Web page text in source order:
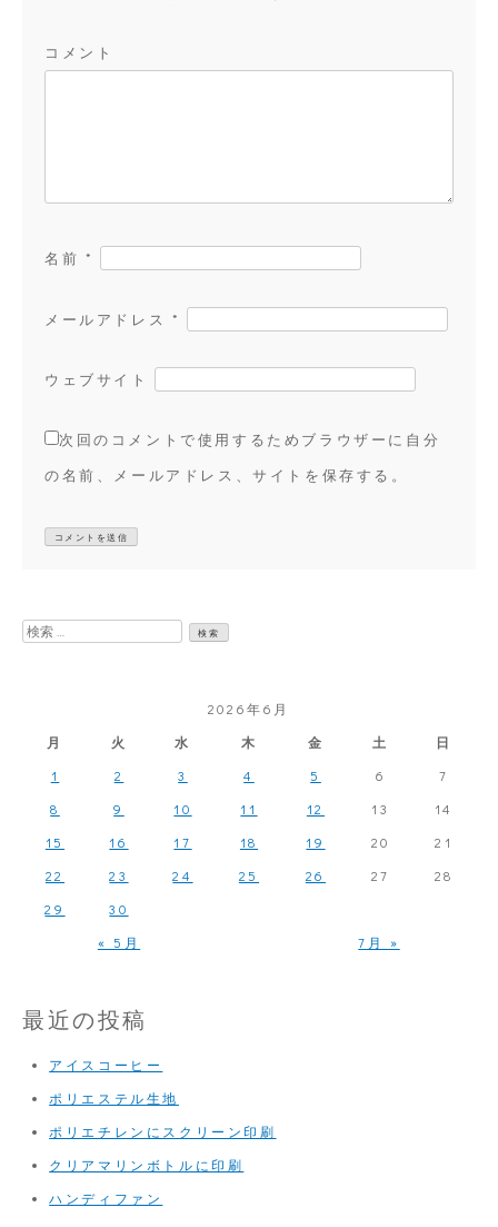
コメント
名前 *
メールアドレス *
ウェブサイト
次回のコメントで使用するためブラウザーに自分
の名前、メールアドレス、サイトを保存する。
検
2026年6月
月
火 水 木 金 土 日
« 5月 7月 »
1 2 3 4 5 6
7
8
9 10 11 12 13
14
15
16 17 18 19 20
21
22
23 24 25 26 27
28
29
30
最近の投稿
アイスコーヒー
ポリエステル生地
ポリエチレンにスクリーン印刷
クリアマリンボトルに印刷
ハンディファン